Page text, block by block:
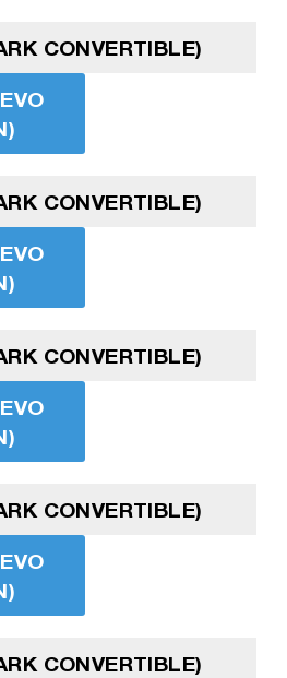
CONVERTIBLE)
CONVERTIBLE)
CONVERTIBLE)
CONVERTIBLE)
CONVERTIBLE)